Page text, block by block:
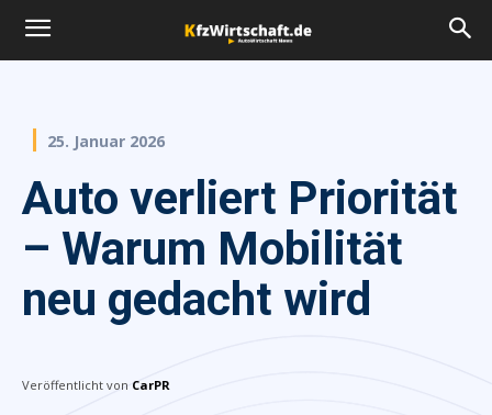
25. Januar 2026
Auto verliert Priorität
– Warum Mobilität
neu gedacht wird
Veröffentlicht von CarPR